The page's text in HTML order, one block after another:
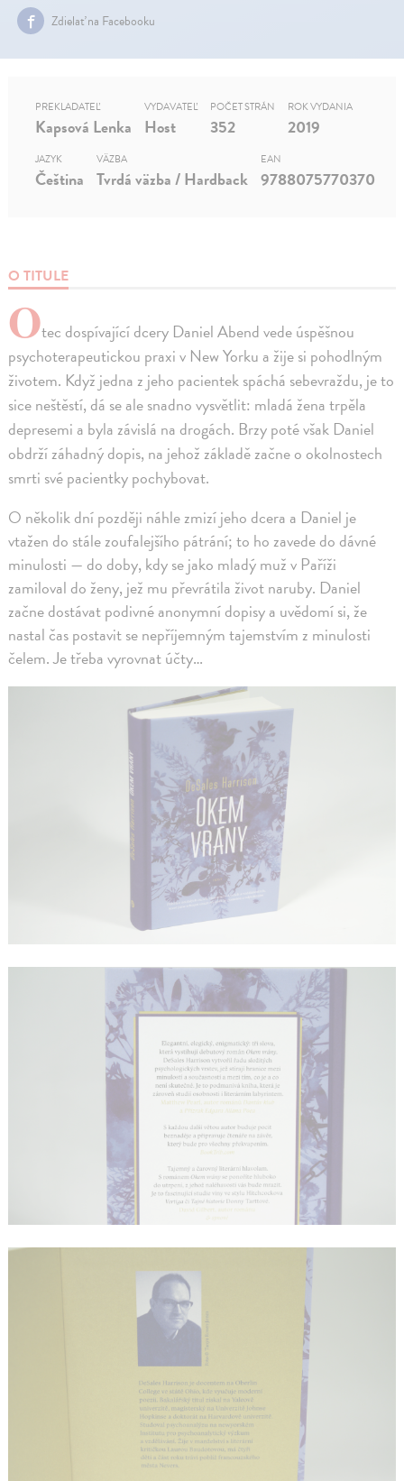
Zdielať na Facebooku
O TITULE
Otec dospívající dcery Daniel Abend vede úspěšnou
psychoterapeutickou praxi v New Yorku a žije si pohodlným
životem. Když jedna z jeho pacientek spáchá sebevraždu, je to
sice neštěstí, dá se ale snadno vysvětlit: mladá žena trpěla
depresemi a byla závislá na drogách. Brzy poté však Daniel
obdrží záhadný dopis, na jehož základě začne o okolnostech
smrti své pacientky pochybovat.
O několik dní později náhle zmizí jeho dcera a Daniel je
vtažen do stále zoufalejšího pátrání; to ho zavede do dávné
minulosti — do doby, kdy se jako mladý muž v Paříži
zamiloval do ženy, jež mu převrátila život naruby. Daniel
začne dostávat podivné anonymní dopisy a uvědomí si, že
nastal čas postavit se nepříjemným tajemstvím z minulosti
čelem. Je třeba vyrovnat účty…
PREKLADATEĽ
Kapsová Lenka
VYDAVATEĽ
Host
POČET STRÁN
352
ROK VYDANIA
2019
JAZYK
Čeština
VÄZBA
Tvrdá väzba / Hardback
EAN
9788075770370